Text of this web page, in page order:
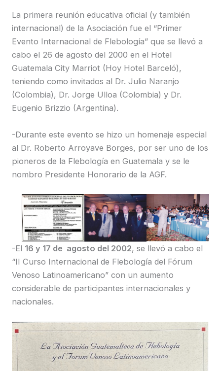
La primera reunión educativa oficial (y también
internacional) de la Asociación fue el “Primer
Evento Internacional de Flebología” que se llevó a
cabo el 26 de agosto del 2000 en el Hotel
Guatemala City Marriot (Hoy Hotel Barceló),
teniendo como invitados al Dr. Julio Naranjo
(Colombia), Dr. Jorge Ulloa (Colombia) y Dr.
Eugenio Brizzio (Argentina).
-Durante este evento se hizo un homenaje especial
al Dr. Roberto Arroyave Borges, por ser uno de los
pioneros de la Flebología en Guatemala y se le
nombro Presidente Honorario de la AGF.
-El 16 y 17 de agosto del 2002, se llevó a cabo el
“II Curso Internacional de Flebología del Fórum
Venoso Latinoamericano” con un aumento
considerable de participantes internacionales y
nacionales.